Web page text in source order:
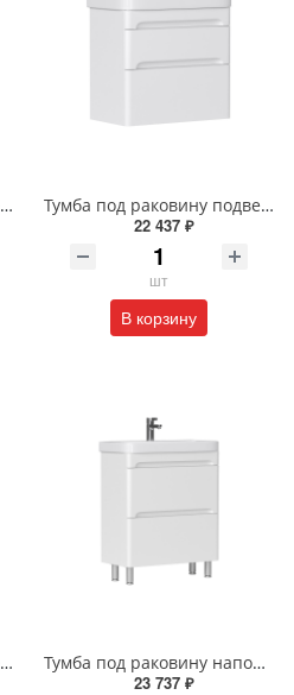
Тумба под раковину подвесная EQUIL Десерт 80.2Я/Desert 80.2Y с ручками в цвет амарок tpDSRT80.2Y-25R амарок/дуб
Тумба под раковину подвесная EQUIL Найс 70 см tpNICE70.2Y-05 белая
22 437 ₽
шт
В корзину
Тумба под раковину подвесная EQUIL Глеам 80.1Я/Gleam 80.1Y амарок/дуб вотан tpGLEAM80.1Y-25
Тумба под раковину напольная EQUIL Найс 60 см tnNICE60.2Y-05 белая
23 737 ₽